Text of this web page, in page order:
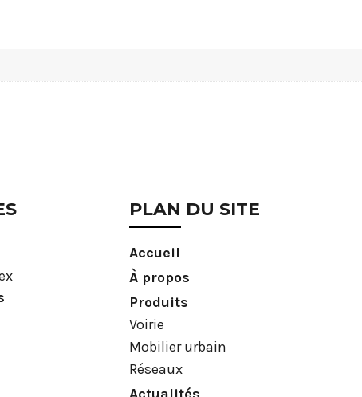
PLAN DU SITE
Accueil
À propos
Produits
Voirie
Mobilier urbain
Réseaux